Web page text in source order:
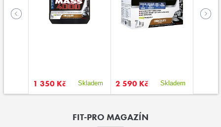
1 350 Kč Skladem 2 590 Kč Skladem
FIT-PRO MAGAZÍN